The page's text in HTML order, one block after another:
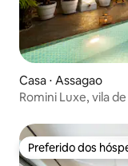
Casa ⋅ Assagao
Romini Luxe, vila
Preferido dos
Preferido dos